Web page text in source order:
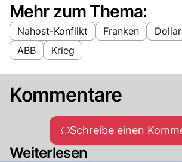
Mehr zum Thema:
Nahost-Konflikt Franken Dollar
ABB
Krieg
Kommentare
Schreibe einen
Weiterlesen